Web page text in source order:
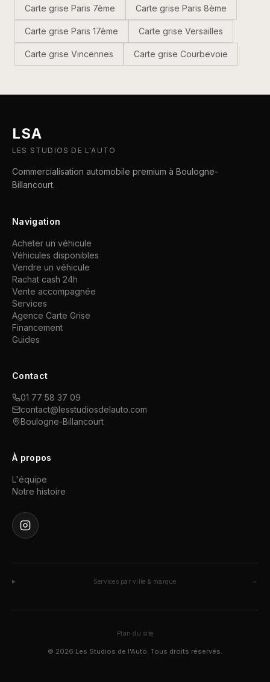
Carte grise Paris 7ème Carte grise Paris 8ème
Carte grise Paris 17ème Carte grise Versailles
Carte grise Vincennes Carte grise Courbevoie
LSA
LES STUDIOS DE L'AUTO
Commercialisation automobile premium à Boulogne-
Billancourt.
Navigation
Acheter un véhicule
Véhicules disponibles
Vendre un véhicule
Rachat cash 24h
Vente accompagnée
Services
Agence Carte Grise
Financement
Guides
Contact
01 77 58 37 09
contact@lesstudiosdelauto.com
Boulogne-Billancourt
À propos
L'équipe
Notre histoire
Services par ville & marque
Plan du site
© 2026 Les Studios de l'Auto. Tous droits réservés.